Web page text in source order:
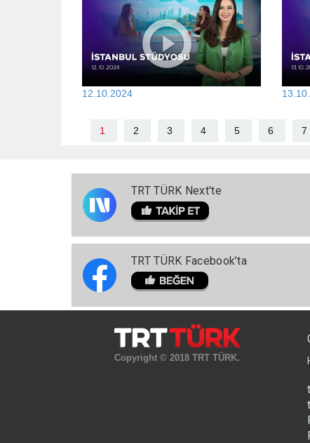
12.10.2024
1 2 3 4 5 6 7
TRT TÜRK Next'te
TRT TÜRK Facebook’ta
Copyright © 2018 TRT TÜRK.